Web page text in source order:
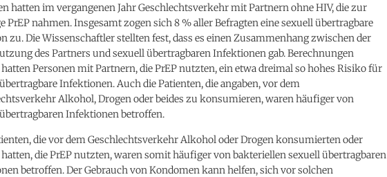
hatten im vergangenen Jahr Geschlechtsverkehr mit Partnern ohne HIV, die zur
PrEP nahmen. Insgesamt zogen sich 8 % aller Befragten eine sexuell übertragbare
zu. Die Wissenschaftler stellten fest, dass es einen Zusammenhang zwischen der
des Partners und sexuell übertragbaren Infektionen gab. Berechnungen
Personen mit Partnern, die PrEP nutzten, ein etwa dreimal so hohes Risiko für
Infektionen. Auch die Patienten, die angaben, vor dem
Alkohol, Drogen oder beides zu konsumieren, waren häufiger von
Infektionen betroffen.
die vor dem Geschlechtsverkehr Alkohol oder Drogen konsumierten oder
die PrEP nutzten, waren somit häufiger von bakteriellen sexuell übertragbaren
betroffen. Der Gebrauch von Kondomen kann helfen, sich vor solchen